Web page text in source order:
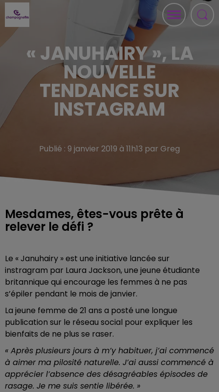
« JANUHAIRY », LA
NOUVELLE
TENDANCE SUR
INSTAGRAM
Publié : 9 janvier 2019 à 11h13 par Greg
Mesdames, êtes-vous prête à
relever le défi ?
Le « Januhairy » est une initiative lancée sur
instragram par Laura Jackson, une jeune étudiante
britannique qui encourage les femmes à ne pas
s’épiler pendant le mois de janvier.
La jeune femme de 21 ans a posté une longue
publication sur le réseau social pour expliquer les
bienfaits de ne plus se raser.
« Après plusieurs jours à m’y habituer, j’ai commencé
à aimer ma pilosité naturelle. J’ai aussi commencé à
apprécier l’absence des désagréables épisodes de
rasage. Je me suis sentie libérée. »